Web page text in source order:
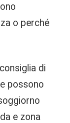
o perché
di
possono
e zona